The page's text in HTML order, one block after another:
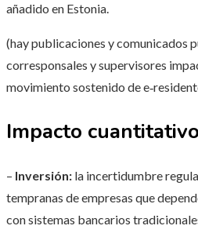
añadido en Estonia.
(hay publicaciones y comunicados
corresponsales y supervisores
movimiento sostenido de
Impacto
– Inversión: la incertidumbre
tempranas de empresas que
con sistemas bancarios